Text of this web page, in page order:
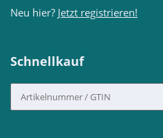
Neu hier? Jetzt registrieren!
Schnellkauf